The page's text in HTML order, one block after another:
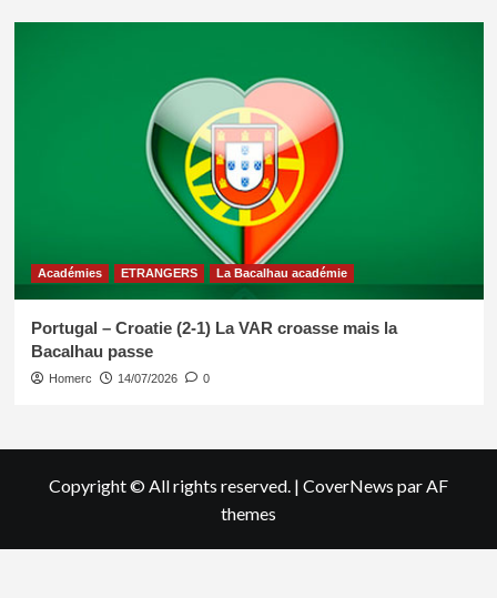
Académies ETRANGERS La Bacalhau académie
Portugal – Croatie (2-1) La VAR croasse mais la
Bacalhau passe
Homerc 14/07/2026 0
Copyright © All rights reserved. | CoverNews par AF
themes